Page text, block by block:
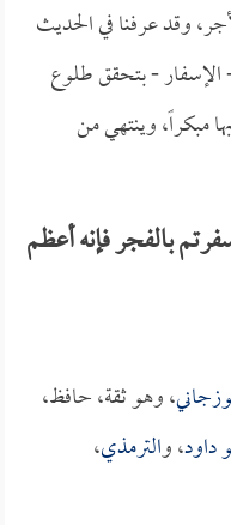
وقد عرفنا في الحديث
- بتحقق طلوع
مبكراً، وينتهي من
بالفجر فإنه أعظم
، وهو ثقة، حافظ،
داود، والترمذي،